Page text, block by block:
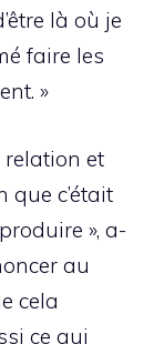
là où je
faire les
»
relation et
que c’était
», a-
au
cela
ce qui